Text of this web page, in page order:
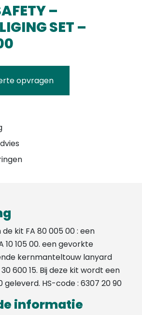
–
SET –
opvragen
kit FA 80 005 00 : een
10 105 00. een gevorkte
kernmanteltouw lanyard
600 15. Bij deze kit wordt een
geleverd. HS-code : 6307 20 90
informatie